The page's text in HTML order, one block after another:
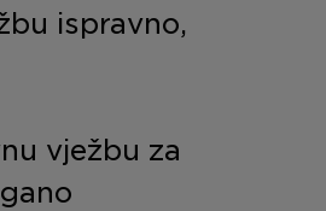
ispravno,
vježbu za